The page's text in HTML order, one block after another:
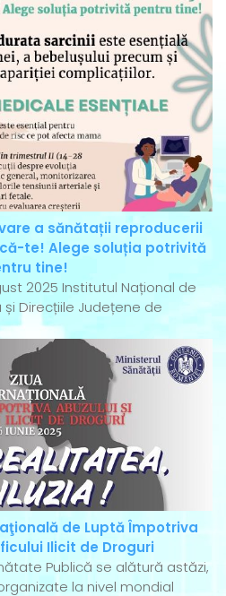
a sănătații reproducerii
te! Alege soluția potrivită
tine!
2025 Institutul Național de
Direcțiile Județene de
de Luptă Împotriva
Ilicit de Droguri
Publică se alătură astăzi,
la nivel mondial